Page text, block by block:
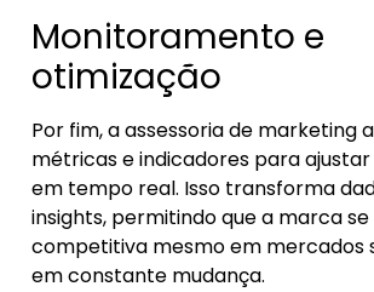
Monitoramento e
otimização
Por fim, a assessoria de marketing
métricas e indicadores para
em tempo real. Isso transforma
insights, permitindo que a marca
competitiva mesmo em mercados
em constante mudança.